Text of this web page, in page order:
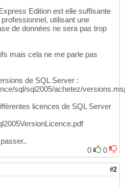
Edition est elle suffisante
utilisant une
de données ne sera pas trop
mais cela ne me parle pas
de SQL Server :
sql/sql2005/achetez/
licences de SQL Server
0
0
#2